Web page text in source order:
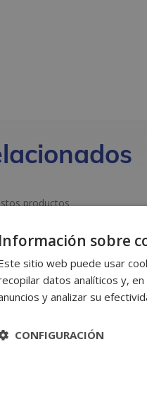
productos
Información sobre
sitio web puede usar
datos analíticos y,
y analizar su
CONFIGURACIÓN